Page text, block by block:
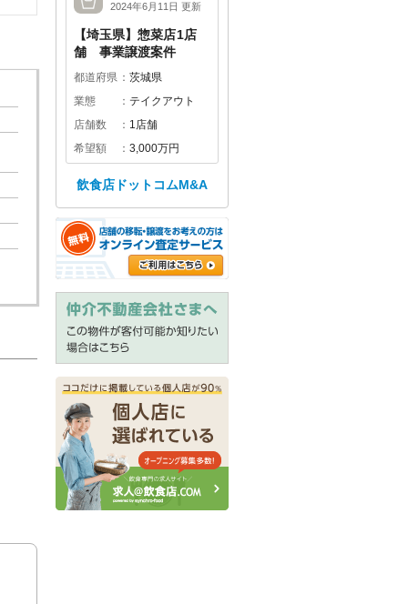
2024年6月11日 更新
【埼玉県】惣菜店1店
舗 事業譲渡案件
都道府県
茨城県
業態
テイクアウト
店舗数
1店舗
希望額
3,000万円
飲食店ドットコムM&A